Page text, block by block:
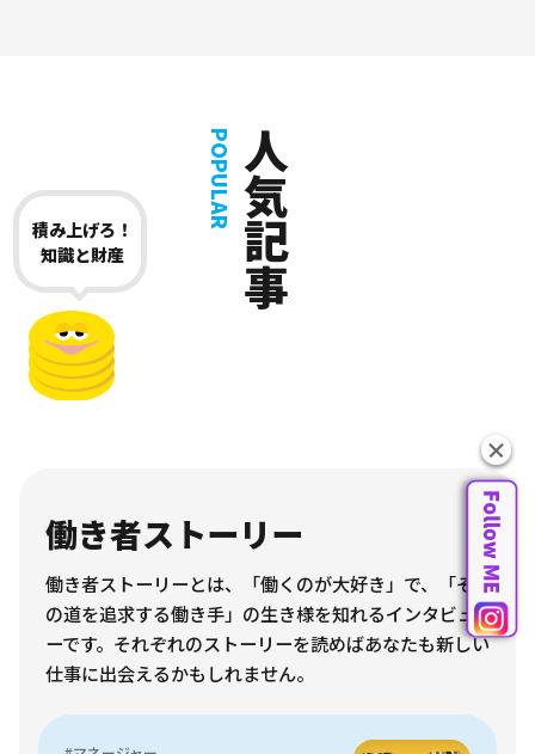
人気記事
POPULAR
積み上げろ！
知識と財産
働き者ストーリー
働き者ストーリーとは、「働くのが大好き」で、「そ
の道を追求する働き手」の生き様を知れるインタビュ
ーです。それぞれのストーリーを読めばあなたも新しい
仕事に出会えるかもしれません。